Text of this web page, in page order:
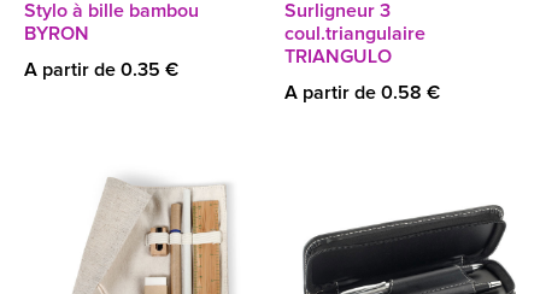
Stylo à bille bambou
BYRON
A partir de 0.35 €
Surligneur 3
coul.triangulaire
TRIANGULO
A partir de 0.58 €